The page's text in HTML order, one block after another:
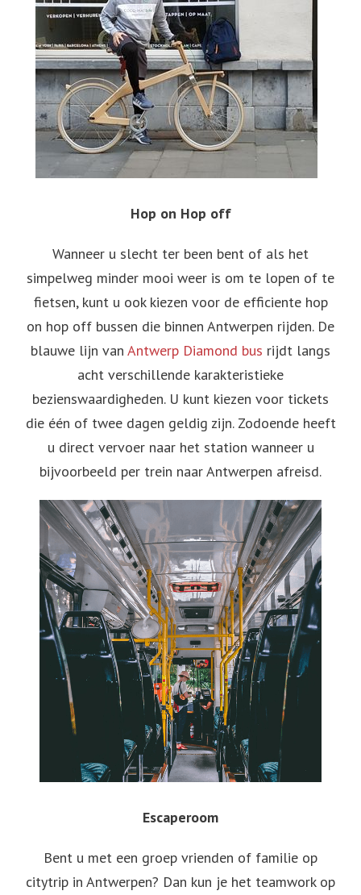
Hop on Hop off
Wanneer u slecht ter been bent of als het
simpelweg minder mooi weer is om te lopen of te
fietsen, kunt u ook kiezen voor de efficiente hop
on hop off bussen die binnen Antwerpen rijden. De
blauwe lijn van Antwerp Diamond bus rijdt langs
acht verschillende karakteristieke
bezienswaardigheden. U kunt kiezen voor tickets
die één of twee dagen geldig zijn. Zodoende heeft
u direct vervoer naar het station wanneer u
bijvoorbeeld per trein naar Antwerpen afreisd.
Escaperoom
Bent u met een groep vrienden of familie op
citytrip in Antwerpen? Dan kun je het teamwork op